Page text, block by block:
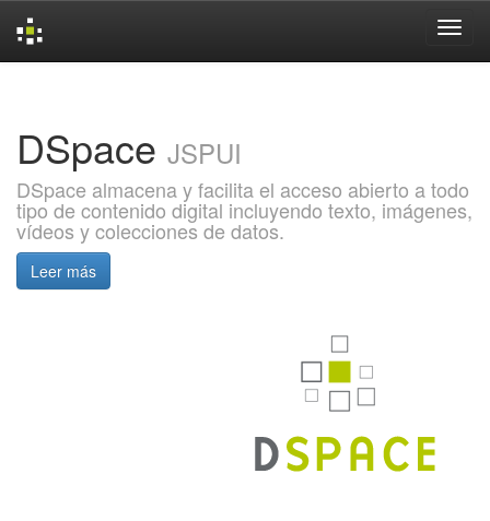
DSpace JSPUI
DSpace almacena y facilita el acceso abierto a todo
tipo de contenido digital incluyendo texto, imágenes,
vídeos y colecciones de datos.
Leer más